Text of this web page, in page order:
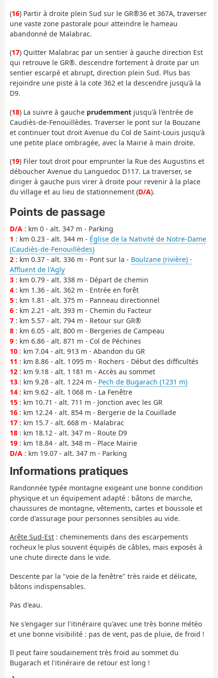
(16) Partir à droite plein Sud sur le GR®36 et 367A, traverser
une vaste zone pastorale pour atteindre le hameau
abandonné de Malabrac.
(17) Quitter Malabrac par un sentier à gauche direction Est
qui retrouve le GR®. descendre fortement à droite par un
sentier escarpé et abrupt, direction plein Sud. Plus bas
rejoindre une piste à la cote 362 et la descendre jusqu'à la
D9.
(18) La suivre à gauche prudemment jusqu'à l'entrée de
Caudiès-de-Fenouillèdes. Traverser le pont sur la Bouzane
et continuer tout droit Avenue du Col de Saint-Louis jusqu'à
une petite place ombragée, avec la Mairie à main droite.
(19) Filer tout droit pour emprunter la Rue des Augustins et
déboucher Avenue du Languedoc D117. La traverser, se
diriger à gauche puis virer à droite pour revenir à la place
du village et au lieu de stationnement (D/A).
Points de passage
D/A : km 0 - alt. 347 m - Parking
1 : km 0.23 - alt. 344 m - Église de la Nativité de Notre-Dame
(Caudiès-de-Fenouillèdes)
2 : km 0.37 - alt. 336 m - Pont sur la - Boulzane (rivière) -
Affluent de l'Agly
3 : km 0.79 - alt. 338 m - Départ de chemin
4 : km 1.36 - alt. 362 m - Entrée en forêt
5 : km 1.81 - alt. 375 m - Panneau directionnel
6 : km 2.21 - alt. 393 m - Chemin du Facteur
7 : km 5.57 - alt. 794 m - Retour sur GR®
8 : km 6.05 - alt. 800 m - Bergeries de Campeau
9 : km 6.86 - alt. 871 m - Col de Péchines
10 : km 7.04 - alt. 913 m - Abandon du GR
11 : km 8.86 - alt. 1 095 m - Rochers - Début des difficultés
12 : km 9.18 - alt. 1 181 m - Accès au sommet
13 : km 9.28 - alt. 1 224 m - Pech de Bugarach (1231 m)
14 : km 9.62 - alt. 1 068 m - La Fenêtre
15 : km 10.71 - alt. 711 m - Jonction avec les GR
16 : km 12.24 - alt. 854 m - Bergerie de la Couillade
17 : km 15.7 - alt. 668 m - Malabrac
18 : km 18.12 - alt. 347 m - Route D9
19 : km 18.84 - alt. 348 m - Place Mairie
D/A : km 19.07 - alt. 347 m - Parking
Informations pratiques
Randonnée typée montagne exigeant une bonne condition
physique et un équipement adapté : bâtons de marche,
chaussures de montagne, vêtements, cartes et boussole et
corde d'assurage pour personnes sensibles au vide.
Arête Sud-Est : cheminements dans des escarpements
rocheux le plus souvent équipés de câbles, mais exposés à
une chute directe dans le vide.
Descente par la "voie de la fenêtre" très raide et délicate,
bâtons indispensables.
Pas d'eau.
Ne s'engager sur l'itinéraire qu'avec une très bonne météo
et une bonne visibilité : pas de vent, pas de pluie, de froid !
Il peut faire soudainement très froid au sommet du
Bugarach et l'itinéraire de retour est long !